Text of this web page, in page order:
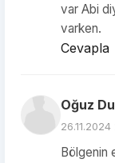
var Abi
varken.
Cevapla
Oğuz
26.11.2024
Bölgenin